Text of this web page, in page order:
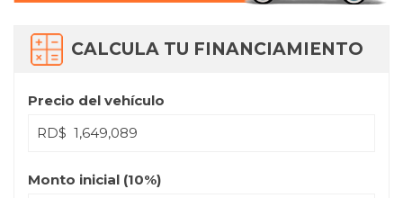
CALCULA TU FINANCIAMIENTO
Precio del vehículo
RD$
Monto inicial (10%)